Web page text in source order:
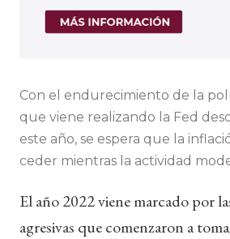
Con el endurecimiento de la
que viene realizando la Fed
este año, se espera que la
ceder mientras la actividad
El año 2022 viene marcado por
agresivas que comenzaron a